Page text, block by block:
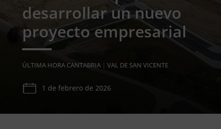
desarrollar un nuevo
proyecto empresarial
ÚLTIMA HORA CANTABRIA| VAL DE SAN VICENTE
1 de febrero de 2026